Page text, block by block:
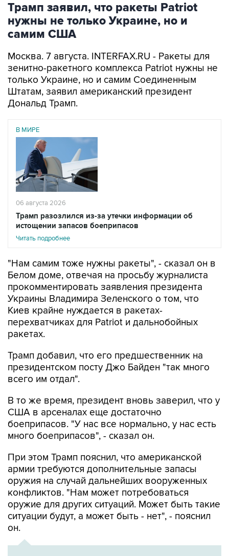
Трамп заявил, что ракеты Patriot
нужны не только Украине, но и
самим США
Москва. 7 августа. INTERFAX.RU - Ракеты для
зенитно-ракетного комплекса Patriot нужны не
только Украине, но и самим Соединенным
Штатам, заявил американский президент
Дональд Трамп.
В МИРЕ
06 августа 2026
Трамп разозлился из-за утечки информации об
истощении запасов боеприпасов
Читать подробнее
"Нам самим тоже нужны ракеты", - сказал он в
Белом доме, отвечая на просьбу журналиста
прокомментировать заявления президента
Украины Владимира Зеленского о том, что
Киев крайне нуждается в ракетах-
перехватчиках для Patriot и дальнобойных
ракетах.
Трамп добавил, что его предшественник на
президентском посту Джо Байден "так много
всего им отдал".
В то же время, президент вновь заверил, что у
США в арсеналах еще достаточно
боеприпасов. "У нас все нормально, у нас есть
много боеприпасов", - сказал он.
При этом Трамп пояснил, что американской
армии требуются дополнительные запасы
оружия на случай дальнейших вооруженных
конфликтов. "Нам может потребоваться
оружие для других ситуаций. Может быть такие
ситуации будут, а может быть - нет", - пояснил
он.